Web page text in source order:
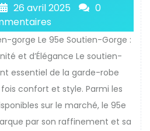
26 avril 2025
0
gorge Le 95e Soutien-Gorge :
et d’Élégance Le soutien-
essentiel de la garde-robe
confort et style. Parmi les
sur le marché, le 95e
par son raffinement et sa